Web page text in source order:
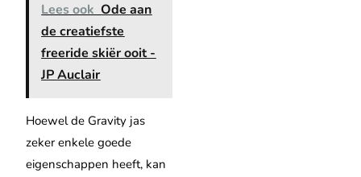
Lees ook Ode aan
de creatiefste
freeride skiër ooit -
JP Auclair
Hoewel de Gravity jas
zeker enkele goede
eigenschappen heeft, kan